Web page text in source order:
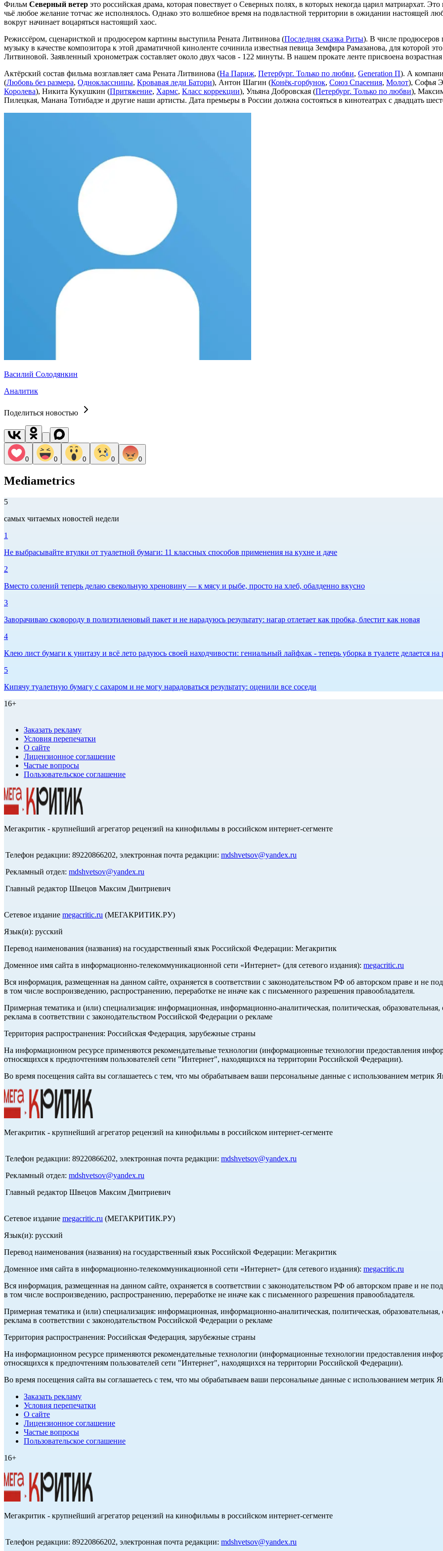
Фильм Северный ветер это российская драма, которая повествует о Северных полях, в которых некогда царил матриархат.
чьё любое желание тотчас же исполнялось. Однако это волшебное время на подвластной территории в ожидании настоящей
вокруг начинает воцаряться настоящий хаос.
Режиссёром, сценаристкой и продюсером картины выступила Рената Литвинова (Последняя сказка Риты). В числе продюсеров
музыку в качестве композитора к этой драматичной киноленте сочинила известная певица Земфира Рамазанова, для которой
Литвиновой. Заявленный хронометраж составляет около двух часов - 122 минуты. В нашем прокате ленте присвоена
Актёрский состав фильма возглавляет сама Рената Литвинова (На Париж, Петербург. Только по любви, Generation П). А
(Любовь без размера, Одноклассницы, Кровавая леди Батори), Антон Шагин (Конёк-горбунок, Союз Спасения, Молот), Софья
Королева), Никита Кукушкин (Притяжение, Хармс, Класс коррекции), Ульяна Добровская (Петербург. Только по любви),
Пилецкая, Манана Тотибадзе и другие наши артисты. Дата премьеры в России должна состояться в кинотеатрах с двадцать
Василий Солодянкин
Аналитик
Поделиться новостью
0 0 0 0 0
Mediametrics
5
самых читаемых новостей недели
1
Не выбрасывайте втулки от туалетной бумаги: 11 классных способов применения на кухне и даче
2
Вместо солений теперь делаю свекольную хреновину — к мясу и рыбе, просто на хлеб, обалденно вкусно
3
Заворачиваю сковороду в полиэтиленовый пакет и не нарадуюсь результату: нагар отлетает как пробка, блестит как новая
4
Клею лист бумаги к унитазу и всё лето радуюсь своей находчивости: гениальный лайфхак - теперь уборка в туалете делается на
5
Кипячу туалетную бумагу с сахаром и не могу нарадоваться результату: оценили все соседи
16+
Заказать рекламу
Условия перепечатки
О сайте
Лицензионное соглашение
Частые вопросы
Пользовательское соглашение
Мегакритик - крупнейший агрегатор рецензий на кинофильмы в российском интернет-сегменте
Телефон редакции: 89220866202, электронная почта редакции: mdshvetsov@yandex.ru
Рекламный отдел: mdshvetsov@yandex.ru
Главный редактор Швецов Максим Дмитриевич
Сетевое издание megacritic.ru (МЕГАКРИТИК.РУ)
Язык(и): русский
Перевод наименования (названия) на государственный язык Российской Федерации: Мегакритик
Доменное имя сайта в информационно-телекоммуникационной сети «Интернет» (для сетевого издания): megacritic.ru
Вся информация, размещенная на данном сайте, охраняется в соответствии с законодательством РФ об авторском праве и не
в том числе воспроизведению, распространению, переработке не иначе как с письменного разрешения правообладателя.
Примерная тематика и (или) специализация: информационная, информационно-аналитическая, политическая, образовательная,
реклама в соответствии с законодательством Российской Федерации о рекламе
Территория распространения: Российская Федерация, зарубежные страны
На информационном ресурсе применяются рекомендательные технологии (информационные технологии предоставления
относящихся к предпочтениям пользователей сети "Интернет", находящихся на территории Российской Федерации).
Во время посещения сайта вы соглашаетесь с тем, что мы обрабатываем ваши персональные данные с использованием метрик
Мегакритик - крупнейший агрегатор рецензий на кинофильмы в российском интернет-сегменте
Телефон редакции: 89220866202, электронная почта редакции: mdshvetsov@yandex.ru
Рекламный отдел: mdshvetsov@yandex.ru
Главный редактор Швецов Максим Дмитриевич
Сетевое издание megacritic.ru (МЕГАКРИТИК.РУ)
Язык(и): русский
Перевод наименования (названия) на государственный язык Российской Федерации: Мегакритик
Доменное имя сайта в информационно-телекоммуникационной сети «Интернет» (для сетевого издания): megacritic.ru
Вся информация, размещенная на данном сайте, охраняется в соответствии с законодательством РФ об авторском праве и не
в том числе воспроизведению, распространению, переработке не иначе как с письменного разрешения правообладателя.
Примерная тематика и (или) специализация: информационная, информационно-аналитическая, политическая, образовательная,
реклама в соответствии с законодательством Российской Федерации о рекламе
Территория распространения: Российская Федерация, зарубежные страны
На информационном ресурсе применяются рекомендательные технологии (информационные технологии предоставления
относящихся к предпочтениям пользователей сети "Интернет", находящихся на территории Российской Федерации).
Во время посещения сайта вы соглашаетесь с тем, что мы обрабатываем ваши персональные данные с использованием метрик
Заказать рекламу
Условия перепечатки
О сайте
Лицензионное соглашение
Частые вопросы
Пользовательское соглашение
16+
Мегакритик - крупнейший агрегатор рецензий на кинофильмы в российском интернет-сегменте
Телефон редакции: 89220866202, электронная почта редакции: mdshvetsov@yandex.ru